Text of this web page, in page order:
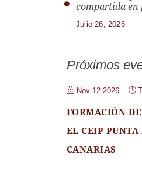
compartida en
Julio 26, 2026
Próximos
Nov 12 2026
FORMACIÓN
EL CEIP PUNTA
CANARIAS